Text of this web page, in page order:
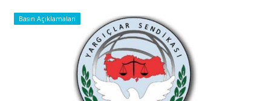
Basın Açıklamaları